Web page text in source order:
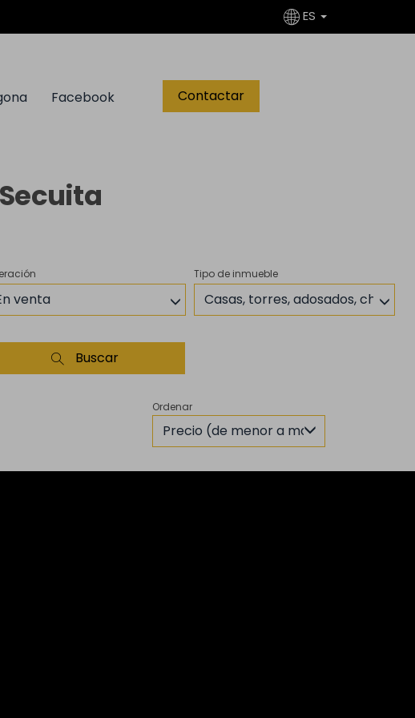
ES
Facebook Contactar
venta
Tipo de inmueble
Casas, torres, adosados, chalets
Buscar
Ordenar
Precio (de menor a mayor)